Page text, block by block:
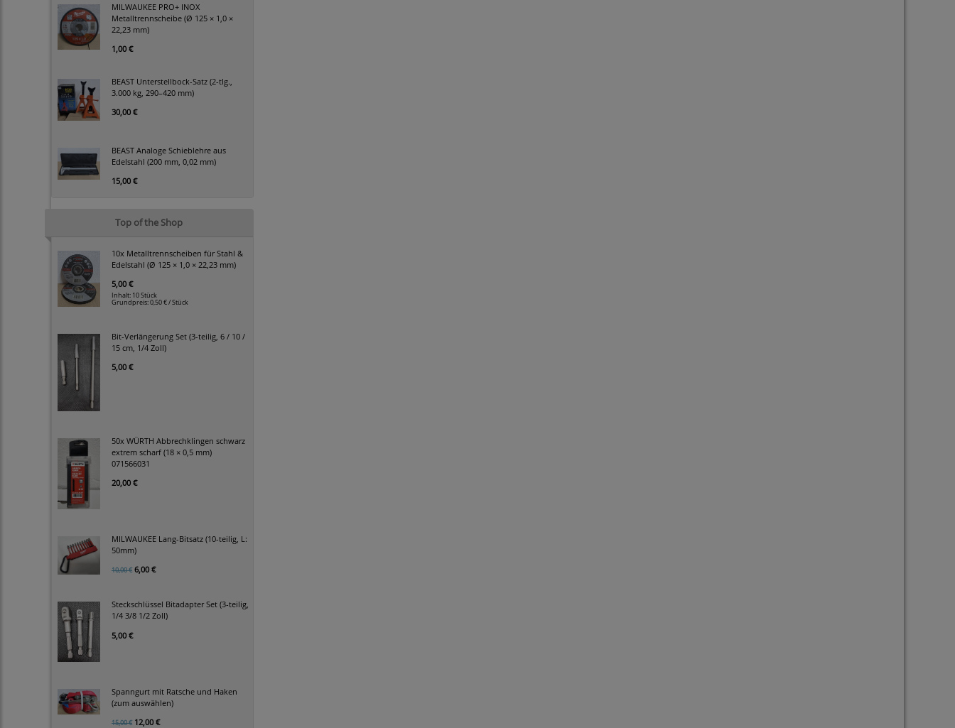
MILWAUKEE PRO+ INOX
Metalltrennscheibe (Ø 125 × 1,0 ×
22,23 mm)
1,00 €
BEAST Unterstellbock-Satz (2-tlg.,
3.000 kg, 290–420 mm)
30,00 €
BEAST Analoge Schieblehre aus
Edelstahl (200 mm, 0,02 mm)
15,00 €
Top of the Shop
10x Metalltrennscheiben für Stahl &
Edelstahl (Ø 125 × 1,0 × 22,23 mm)
5,00 €
Inhalt: 10 Stück
Grundpreis:0,50 € / Stück
Bit-Verlängerung Set (3-teilig, 6 / 10 /
15 cm, 1/4 Zoll)
5,00 €
50x WÜRTH Abbrechklingen schwarz
extrem scharf (18 × 0,5 mm)
071566031
20,00 €
MILWAUKEE Lang-Bitsatz (10-teilig, L:
50mm)
10,00 € 6,00 €
Steckschlüssel Bitadapter Set (3-teilig,
1/4 3/8 1/2 Zoll)
5,00 €
Spanngurt mit Ratsche und Haken
(zum auswählen)
15,00 € 12,00 €